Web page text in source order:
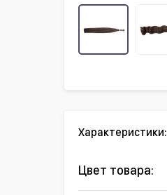
Характеристики:
Цвет товара: